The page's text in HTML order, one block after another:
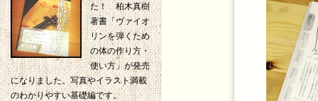
た！ 柏木真樹
著書「ヴァイオ
リンを弾くため
の体の作り方・
使い方」が発売
になりました。写真やイラスト満載
のわかりやすい基礎編です。